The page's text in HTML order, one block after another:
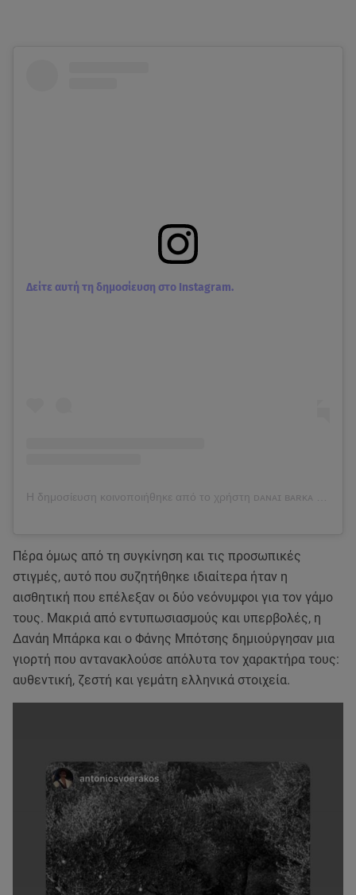
Δείτε αυτή τη δημοσίευση στο Instagram.
Η δημοσίευση κοινοποιήθηκε από το χρήστη ᴅᴀɴᴀɪ ʙᴀʀᴋᴀ 🌻🧿 (@danai_barka)
Πέρα όμως από τη συγκίνηση και τις προσωπικές
στιγμές, αυτό που συζητήθηκε ιδιαίτερα ήταν η
αισθητική που επέλεξαν οι δύο νεόνυμφοι για τον γάμο
τους. Μακριά από εντυπωσιασμούς και υπερβολές, η
Δανάη Μπάρκα και ο Φάνης Μπότσης δημιούργησαν μια
γιορτή που αντανακλούσε απόλυτα τον χαρακτήρα τους:
αυθεντική, ζεστή και γεμάτη ελληνικά στοιχεία.